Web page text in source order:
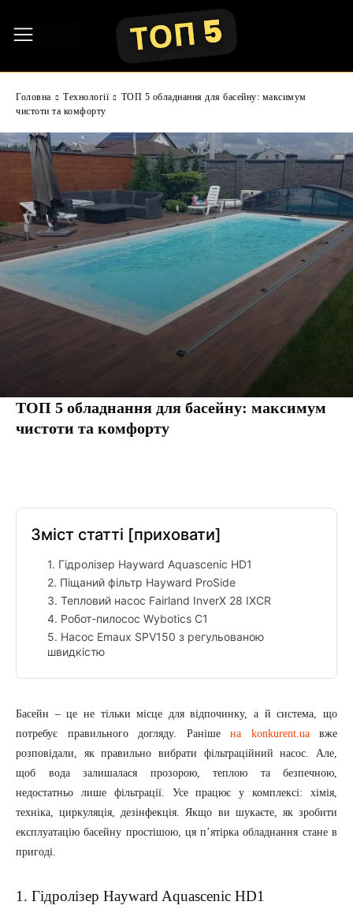
Головна Технології
ТОП 5 обладнання для басейну: максимум
чистоти та комфорту
ТОП 5 обладнання для басейну: максимум
чистоти та комфорту
Зміст статті [приховати]
1. Гідролізер Hayward Aquascenic HD1
2. Піщаний фільтр Hayward ProSide
3. Тепловий насос Fairland InverX 28 IXCR
4. Робот-пилосос Wybotics C1
5. Насос Emaux SPV150 з регульованою
швидкістю
Басейн – це не тільки місце для відпочинку, а й система, що
потребує правильного догляду. Раніше на konkurent.uaвже
розповідали, як правильно вибрати фільтраційний насос. Але,
щоб вода залишалася прозорою, теплою та безпечною,
недостатньо лише фільтрації. Усе працює у комплексі: хімія,
техніка, циркуляція, дезінфекція. Якщо ви шукаєте, як зробити
експлуатацію басейну простішою, ця п’ятірка обладнання стане в
пригоді.
1. Гідролізер Hayward Aquascenic HD1